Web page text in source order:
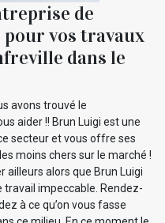
de
vos travaux
dans le
avons trouvé le
aider !! Brun Luigi est une
secteur et vous offre ses
moins chers sur le marché !
ailleurs alors que Brun Luigi
impeccable. Rendez-
à ce qu’on vous fasse